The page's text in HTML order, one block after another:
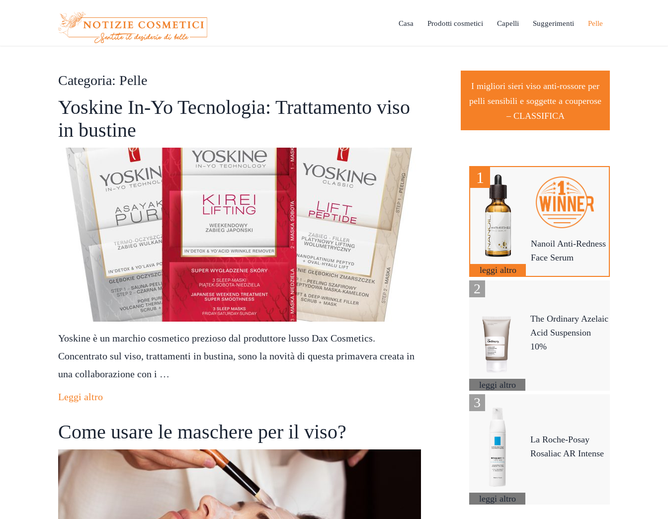
Casa Prodotti cosmetici Capelli Suggerimenti Pelle
Categoria: Pelle
Yoskine In-Yo Tecnologia: Trattamento viso
in bustine
Yoskine è un marchio cosmetico prezioso dal produttore lusso Dax Cosmetics.
Concentrato sul viso, trattamenti in bustina, sono la novità di questa primavera creata in
una collaborazione con i …
Leggi altro
Come usare le maschere per il viso?
I migliori sieri viso anti-rossore per
pelli sensibili e soggette a couperose
– CLASSIFICA
Nanoil Anti-Redness
Face Serum
leggi altro
The Ordinary Azelaic
Acid Suspension
10%
leggi altro
La Roche-Posay
Rosaliac AR Intense
leggi altro